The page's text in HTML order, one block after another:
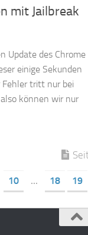
mit Jailbreak
Update des Chrome
einige Sekunden
Fehler tritt nur bei
können wir nur
10 ... 18 19